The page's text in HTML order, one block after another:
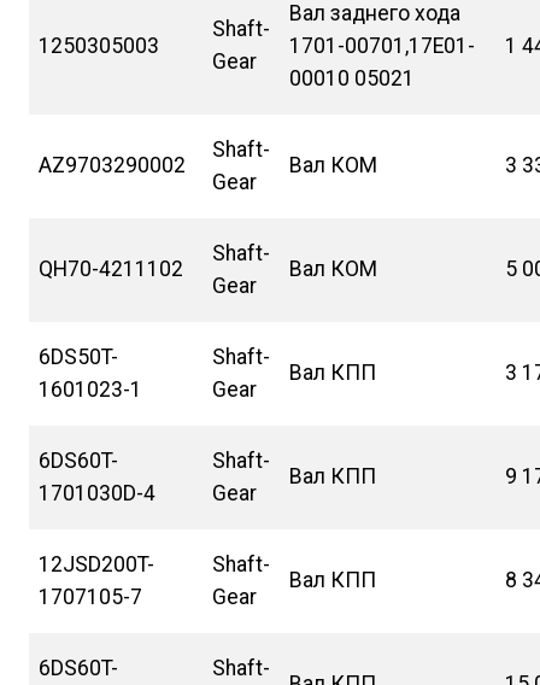
1250305003
Shaft-
Gear
Вал заднего хода
1701-00701,17E01-
00010 05021
1
AZ9703290002
Shaft-
Gear
Вал КОМ 3
QH70-4211102
Shaft-
Gear
Вал КОМ 5
6DS50T-
1601023-1
Shaft-
Gear
Вал КПП 3
6DS60T-
1701030D-4
Shaft-
Gear
Вал КПП 9
12JSD200T-
1707105-7
Shaft-
Gear
Вал КПП 8
6DS60T- Shaft-